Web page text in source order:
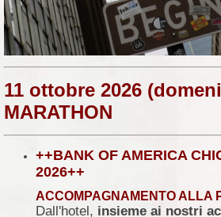
11 ottobre 2026
MARATHON
++BANK OF AMERICA
2026++
ACCOMPAGNAMENTO ALLA
Dall'hotel, insieme ai nostri